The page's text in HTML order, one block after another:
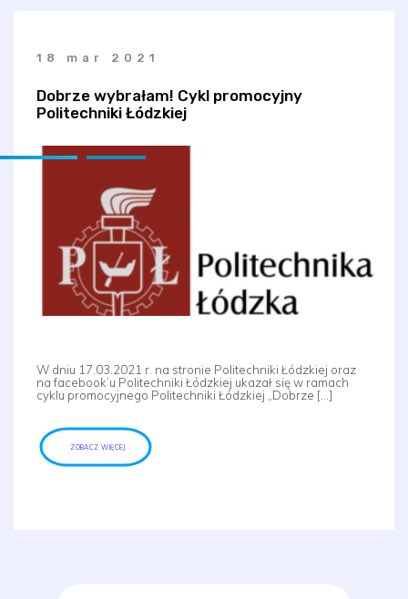
18 mar 2021
Dobrze wybrałam! Cykl promocyjny
Politechniki Łódzkiej
W dniu 17.03.2021 r. na stronie Politechniki Łódzkiej oraz
na facebook’u Politechniki Łódzkiej ukazał się w ramach
cyklu promocyjnego Politechniki Łódzkiej „Dobrze […]
ZOBACZ WIĘCEJ